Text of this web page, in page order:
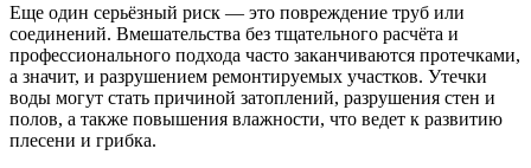
Еще один серьёзный риск — это повреждение труб или
соединений. Вмешательства без тщательного расчёта и
профессионального подхода часто заканчиваются протечками,
а значит, и разрушением ремонтируемых участков. Утечки
воды могут стать причиной затоплений, разрушения стен и
полов, а также повышения влажности, что ведет к развитию
плесени и грибка.